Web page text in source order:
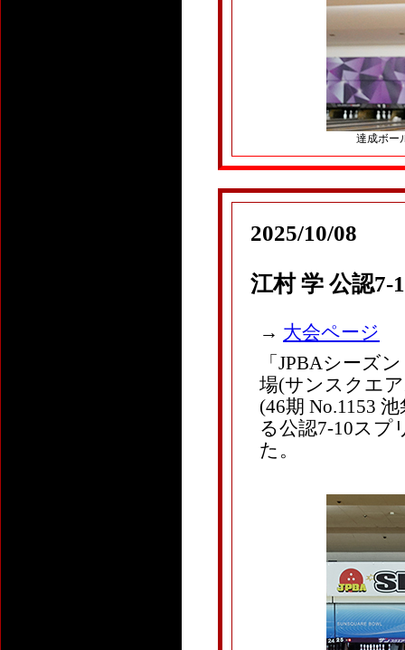
達成ボー
2025/10/08
江村 学 公認7-
→ 大会ページ
「JPBAシーズ
場(サンスクエ
(46期 No.1153
る公認7-10スプ
た。